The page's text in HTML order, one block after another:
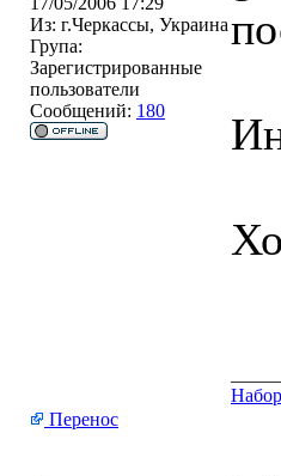
Из: г.Черкассы, Украина
Група:
Зарегистрированные
пользователи
Сообщений: 180
Перенос